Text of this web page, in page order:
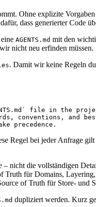
Ohne explizite
dass generierter Code
AGENTS.md mit den
nicht neu erfinden müssen.
. Damit wir keine Regeln
file in the
conventions, and
precedence.
Regel bei jeder Anfrage
nicht die vollständigen
Truth für Domains,
of Truth für Store- und
dupliziert werden. Kurz